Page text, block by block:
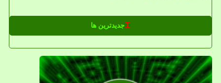
جدیدترین ها